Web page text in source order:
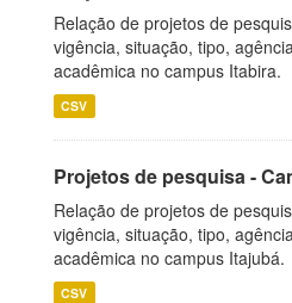
Relação de projetos de
vigência, situação, tipo,
acadêmica no campus Itabira.
CSV
Projetos de pesquisa -
Relação de projetos de
vigência, situação, tipo,
acadêmica no campus Itajubá.
CSV